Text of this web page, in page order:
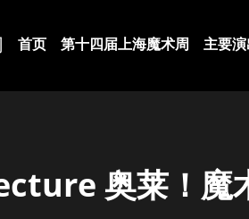
首页 第十四届上海魔术周 主要演
奥莱！魔